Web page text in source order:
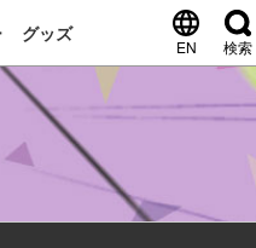
グッズ
EN 検索